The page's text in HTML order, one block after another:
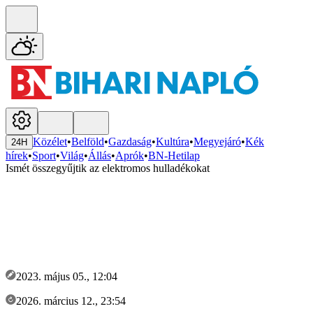
24H Közélet•Belföld•Gazdaság•Kultúra•Megyejáró•Kék
hírek•Sport•Világ•Állás•Aprók•BN-Hetilap
Ismét összegyűjtik az elektromos hulladékokat
2023. május 05., 12:04
2026. március 12., 23:54